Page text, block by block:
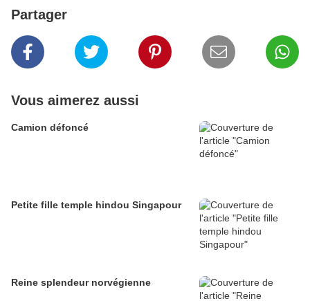
Partager
Vous aimerez aussi
Camion défoncé
Petite fille temple hindou Singapour
Reine splendeur norvégienne